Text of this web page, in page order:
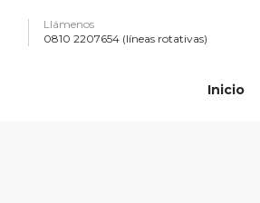
Llámenos
0810 2207654 (líneas rotativas)
Inicio